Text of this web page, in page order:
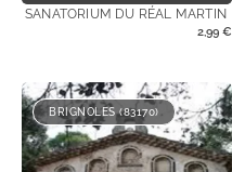
SANATORIUM DU RÉAL MARTIN
2,99 €
BRIGNOLES (83170)